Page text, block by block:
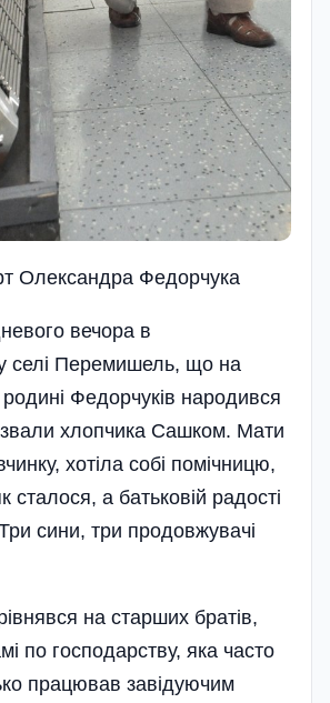
Олександра Федорчука
вечора в
селі Перемишель, що на
Федорчуків народився
хлопчика Сашком. Мати
хотіла собі помічницю,
сталося, а батьковій радості
сини, три продовжувачі
на старших братів,
по господарству, яка часто
працював завідуючим